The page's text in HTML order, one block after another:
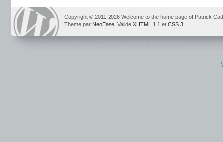
Copyright © 2011-2026 Welcome to the home page of Patrick
Theme par NeoEase . Valide XHTML 1.1 et CSS 3